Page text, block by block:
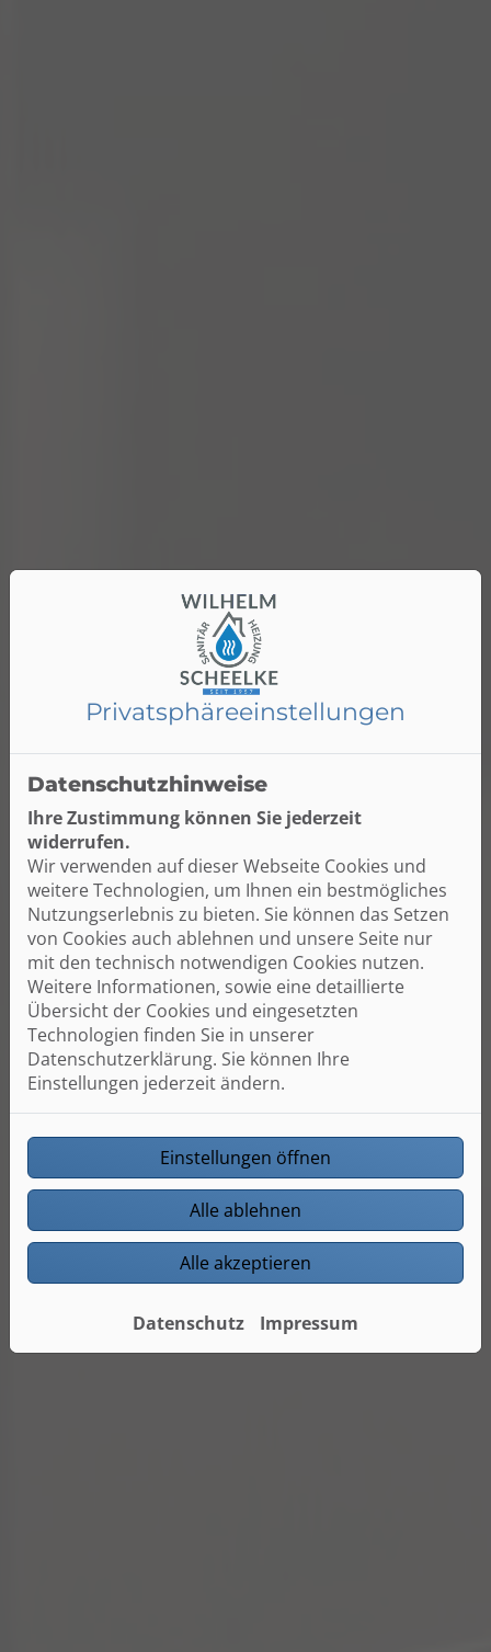
Privatsphäre­einstellungen
Datenschutzhinweise
Ihre Zustimmung können Sie jederzeit
widerrufen.
Wir verwenden auf dieser Webseite Cookies und
weitere Technologien, um Ihnen ein bestmögliches
Nutzungserlebnis zu bieten. Sie können das Setzen
von Cookies auch ablehnen und unsere Seite nur
mit den technisch notwendigen Cookies nutzen.
Weitere Informationen, sowie eine detaillierte
Übersicht der Cookies und eingesetzten
Technologien finden Sie in unserer
Datenschutzerklärung. Sie können Ihre
Einstellungen jederzeit ändern.
Einstellungen öffnen
Alle ablehnen
Alle akzeptieren
Datenschutz Impressum